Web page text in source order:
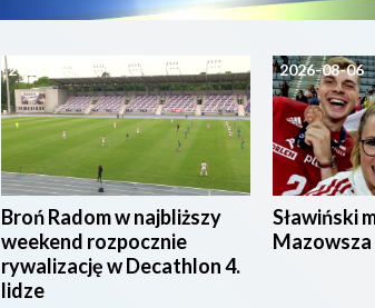
2026-08-07
Broń Radom w najbliższy
weekend rozpocznie
rywalizację w Decathlon 4.
lidze
2026-08-06
Sławiński
Mazowsza